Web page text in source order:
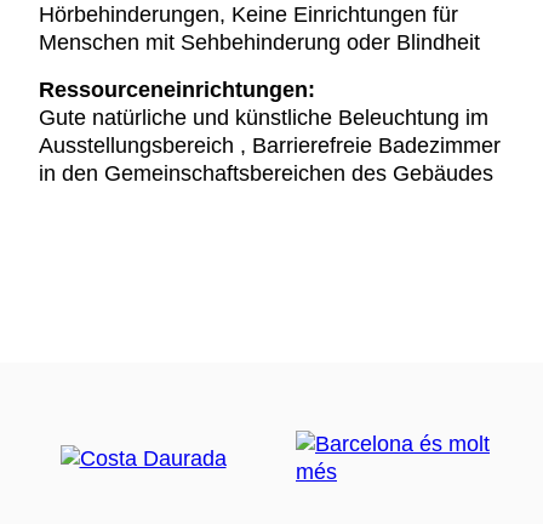
Hörbehinderungen, Keine Einrichtungen für
Menschen mit Sehbehinderung oder Blindheit
Ressourceneinrichtungen:
Gute natürliche und künstliche Beleuchtung im
Ausstellungsbereich , Barrierefreie Badezimmer
in den Gemeinschaftsbereichen des Gebäudes